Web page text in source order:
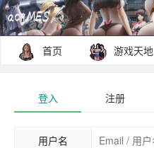
首页 游戏天地
登入 注册
用户名